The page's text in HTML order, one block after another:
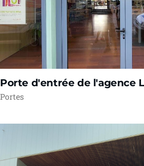
Porte d'entrée de l'agence
Portes